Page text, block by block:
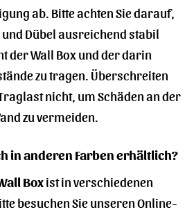
ab. Bitte achten Sie darauf,
Dübel ausreichend stabil
der Wall Box und der darin
zu tragen. Überschreiten
nicht, um Schäden an der
zu vermeiden.
in anderen Farben erhältlich?
Boxist in verschiedenen
besuchen Sie unseren Online-